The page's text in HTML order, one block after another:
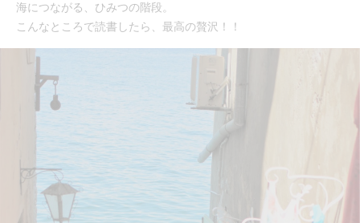
海につながる、ひみつの階段。
こんなところで読書したら、最高の贅沢！！